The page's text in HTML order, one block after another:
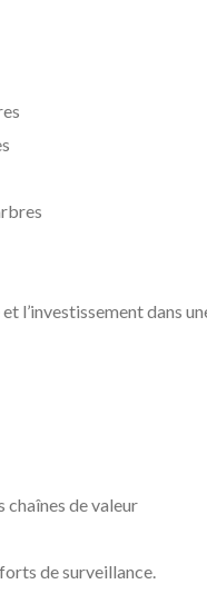
l’investissement dans
de valeur
de surveillance.